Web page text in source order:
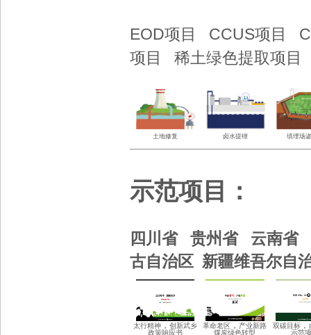
EOD项目 CCUS项目
项目 稀土绿色提取项
土地修复 卤水提锂 填埋场
示范项目 ：
四川省 贵州省云南省
古自治区 新疆维吾尔自
太行精神， 创新武乡
政策响应书
革命老区 ， 产业新路
煤炭绿色转型
双碳目标 ，
示范